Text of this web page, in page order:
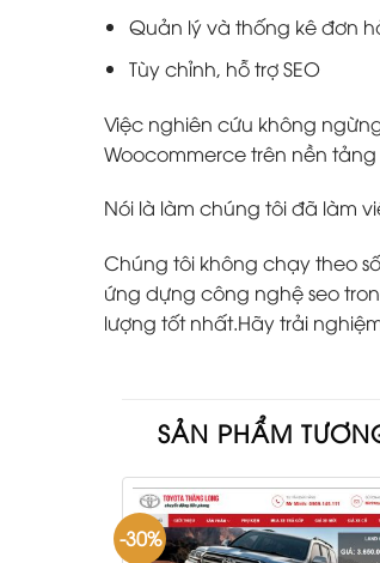
Quản lý và thống kê đơn
Tùy chỉnh, hỗ trợ SEO
Việc nghiên cứu không
Woocommerce trên nền
Nói là làm chúng tôi đã làm
Chúng tôi không chạy theo
ứng dựng công nghệ seo
lượng tốt nhất.Hãy trải
SẢN PHẨM
-30%